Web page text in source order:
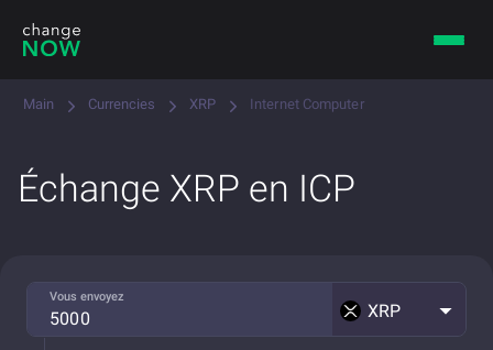
Main Currencies XRP Internet Computer
Échange XRP en ICP
Vous envoyez
XRP